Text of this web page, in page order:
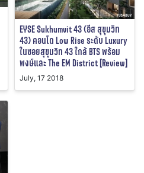
EYSE Sukhumvit 43 (อีส สุขุมวิท
43) คอนโด Low Rise ระดับ Luxury
ในซอยสุขุมวิท 43 ใกล้ BTS พร้อม
พงษ์และ The EM District [Review]
July, 17 2018